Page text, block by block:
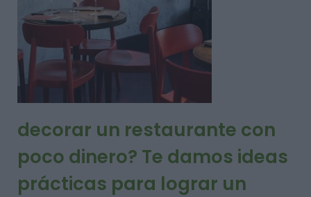
decorar un restaurante con
poco dinero? Te damos ideas
prácticas para lograr un